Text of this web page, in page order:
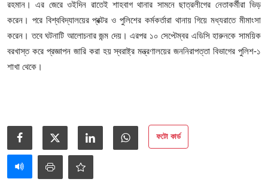
রহমান। এর জেরে ওইদিন রাতেই শাহবাগ থানার সামনে ছাত্রলীগের নেতাকর্মীরা ভিড়
করেন। পরে বিশ্ববিদ্যালয়ের প্রক্টর ও পুলিশের কর্মকর্তারা থানায় গিয়ে মধ্যরাতে মীমাংসা
করেন। তবে ঘটনাটি আলোচনার জন্ম দেয়। এরপর ১০ সেপ্টেম্বর এডিসি হারুনকে সাময়িক
বরখাস্ত করে প্রজ্ঞাপন জারি করা হয় স্বরাষ্ট্র মন্ত্রণালয়ের জননিরাপত্তা বিভাগের পুলিশ-১
শাখা থেকে।
ফটো কার্ড